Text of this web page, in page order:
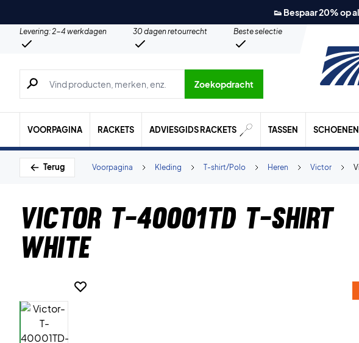
👟 Bespaar 20% op
Levering: 2-4 werkdagen 30 dagen retourrecht
Beste selectie
Zoeken naar producten, merken etc.
Zoekopdracht
VOORPAGINA RACKETS ADVIESGIDS RACKETS TASSEN SCHOENEN
Terug Victor
Heren
T-shirt/Polo
Kleding
Voorpagina
Victor T-40001TD T-shirt
White